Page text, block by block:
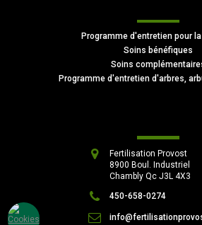
Programme d'entretien pour
Soins bénéfiques
Soins
Programme d'entretien d'arbres,
Fertilisation Provost
8900 Boul. Industriel
Chambly Qc J3L 4X3
450-658-0274